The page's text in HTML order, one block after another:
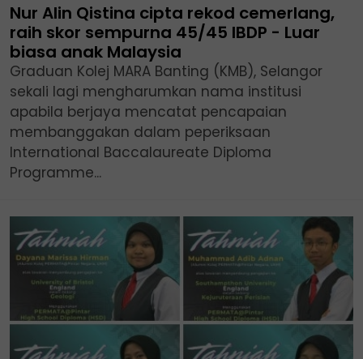
Nur Alin Qistina cipta rekod cemerlang,
raih skor sempurna 45/45 IBDP - Luar
biasa anak Malaysia
Graduan Kolej MARA Banting (KMB), Selangor
sekali lagi mengharumkan nama institusi
apabila berjaya mencatat pencapaian
membanggakan dalam peperiksaan
International Baccalaureate Diploma
Programme...